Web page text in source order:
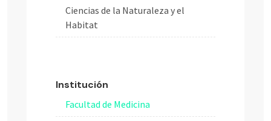
Ciencias de la Naturaleza y el
Habitat
Institución
Facultad de Medicina